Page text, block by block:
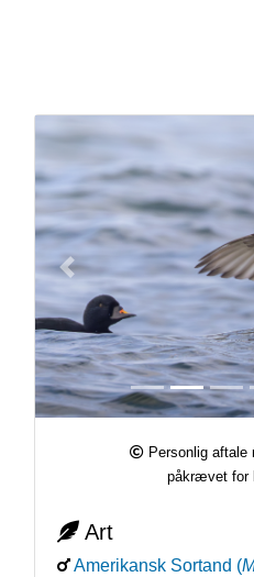
Personlig aftale
påkrævet for
Art
Amerikansk Sortand (